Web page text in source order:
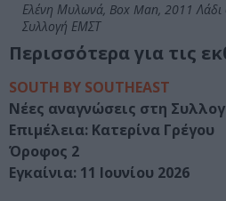
Ελένη Μυλωνά, Box Man, 2011
Συλλογή ΕΜΣΤ
Περισσότερα για τις
SOUTH BY SOUTHEAST
Νέες αναγνώσεις στη
Επιμέλεια: Kατερίνα Γρέγου
Όροφος 2
Εγκαίνια: 11 Ioυνίου 2026